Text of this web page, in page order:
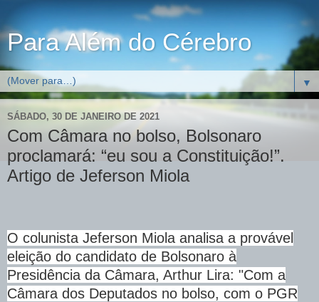
Para Além do Cérebro
▼
SÁBADO, 30 DE JANEIRO DE 2021
Com Câmara no bolso, Bolsonaro
proclamará: “eu sou a Constituição!”.
Artigo de Jeferson Miola
O colunista Jeferson Miola analisa a provável
eleição do candidato de Bolsonaro à
Presidência da Câmara, Arthur Lira: "Com a
Câmara dos Deputados no bolso, com o PGR